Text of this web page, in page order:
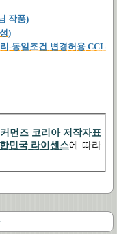
작품)
)
-동일조건 변경허용 CCL
먼즈 코리아 저작자표
민국 라이센스에 따라